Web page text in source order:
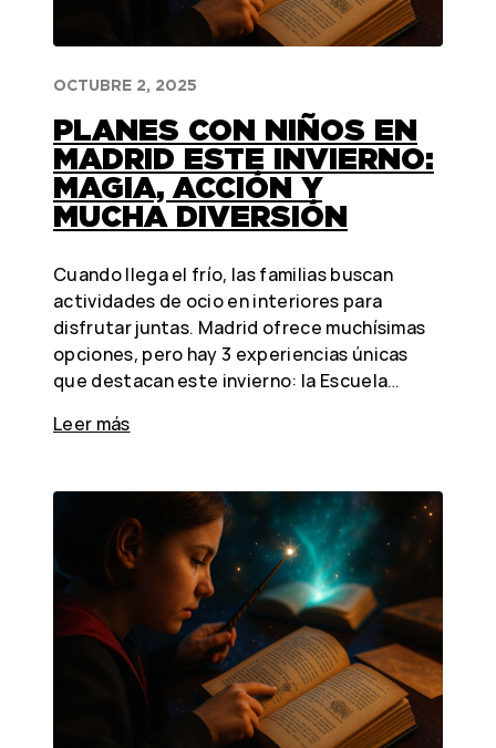
OCTUBRE 2, 2025
PLANES CON NIÑOS EN
MADRID ESTE INVIERNO:
MAGIA, ACCIÓN Y
MUCHA DIVERSIÓN
Cuando llega el frío, las familias buscan
actividades de ocio en interiores para
disfrutar juntas. Madrid ofrece muchísimas
opciones, pero hay 3 experiencias únicas
que destacan este invierno: la Escuela…
Leer más